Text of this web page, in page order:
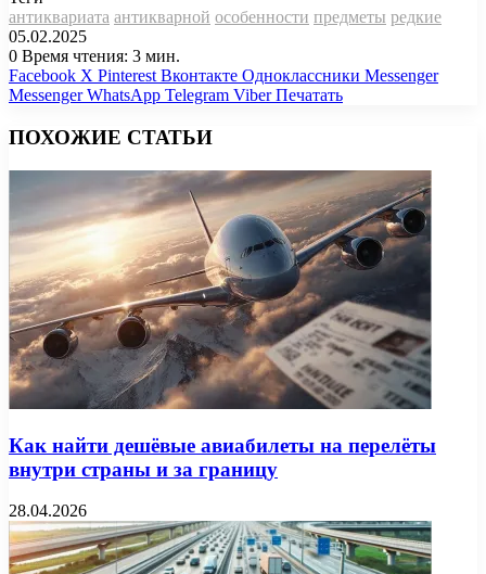
антиквариата антикварной особенности предметы редкие
05.02.2025
0 Время чтения: 3 мин.
Facebook X Pinterest Вконтакте Одноклассники Messenger
Messenger WhatsApp Telegram Viber Печатать
ПОХОЖИЕ СТАТЬИ
Как найти дешёвые авиабилеты на перелёты
внутри страны и за границу
28.04.2026